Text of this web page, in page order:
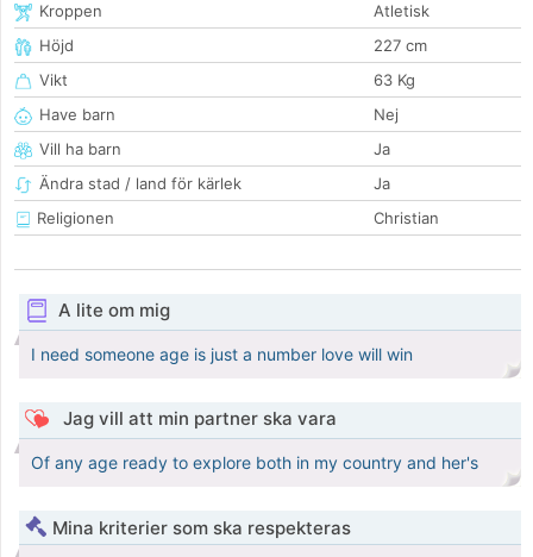
Kroppen
Atletisk
Höjd
227 cm
Vikt
63 Kg
Have barn
Nej
Vill ha barn
Ja
Ändra stad / land för kärlek
Ja
Religionen
Christian
A lite om mig
I need someone age is just a number love will win
Jag vill att min partner ska vara
Of any age ready to explore both in my country and her's
Mina kriterier som ska respekteras